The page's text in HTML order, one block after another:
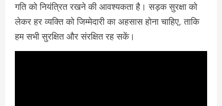
गति को नियंत्रित रखने की आवश्यकता है। सड़क सुरक्षा को
लेकर हर व्यक्ति को जिम्मेदारी का अहसास होना चाहिए, ताकि
हम सभी सुरक्षित और संरक्षित रह सकें।